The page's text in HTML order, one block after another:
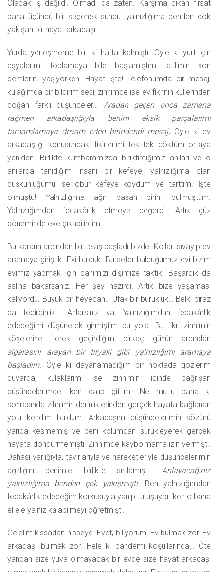
Olacak iş değildi. Olmadı da zaten. Karşıma çıkan fırsat
bana üçüncü bir seçenek sundu: yalnızlığıma benden çok
yakışan bir hayat arkadaşı.
Yurda yerleşmeme bir iki hafta kalmıştı. Öyle ki yurt için
eşyalarımı toplamaya bile başlamıştım tatilimin son
demlerini yaşıyorken. Hayat işte! Telefonumda bir mesaj,
kulağımda bir bildirim sesi, zihnimde ise ev fikrinin küllerinden
doğan farklı düşünceler… Aradan geçen onca zamana
rağmen arkadaşlığıyla benim eksik parçalarımı
tamamlamaya devam eden birindendi mesaj. Öyle ki ev
arkadaşlığı konusundaki fikirlerimi tek tek döktüm ortaya
yeniden. Birlikte kumbaramızda biriktirdiğimiz anıları ve o
anılarda tanıdığım insanı bir kefeye, yalnızlığıma olan
düşkünlüğümü ise öbür kefeye koydum ve tarttım. İşte
olmuştu! Yalnızlığıma ağır basan birini bulmuştum.
Yalnızlığımdan fedakârlık etmeye değerdi. Artık güz
döneminde eve çıkabilirdim.
Bu kararın ardından bir telaş başladı bizde. Kolları sıvayıp ev
aramaya giriştik. Evi bulduk. Bu sefer bulduğumuz evi bizim
evimiz yapmak için canımızı dişimize taktık. Başardık da
aslına bakarsanız. Her şey hazırdı. Artık bize yaşaması
kalıyordu. Büyük bir heyecan… Ufak bir burukluk… Belki biraz
da tedirginlik… Anlarsınız ya! Yalnızlığımdan fedakârlık
edeceğimi düşünerek girmiştim bu yola. Bu fikri zihnimin
köşelerine iterek geçirdiğim birkaç günün ardından
sigarasını arayan bir tiryaki gibi yalnızlığımı aramaya
başladım. Öyle ki dayanamadığım bir noktada gözlerim
duvarda, kulaklarım ise zihnimin içinde bağrışan
düşüncelerimde iken dalıp gittim. Ne mutlu bana ki
sonrasında zihnimin derinliklerinden gerçek hayata bağlanan
yolu kendim buldum. Arkadaşım düşüncelerimin sözünü
yarıda kesmemiş ve beni kolumdan sürükleyerek gerçek
hayata döndürmemişti. Zihnimde kaybolmama izin vermişti.
Dahası varlığıyla, tavırlarıyla ve hareketleriyle düşüncelerimin
ağırlığını benimle birlikte sırtlamıştı. Anlayacağınız
yalnızlığıma benden çok yakışmıştı. Ben yalnızlığımdan
fedakârlık edeceğim korkusuyla yanıp tutuşuyor iken o bana
el ele yalnız kalabilmeyi öğretmişti.
Gelelim kıssadan hisseye. Evet, biliyorum. Ev bulmak zor. Ev
arkadaşı bulmak zor. Hele ki pandemi koşullarında… Öte
yandan size yuva olmayacak bir evde size hayat arkadaşı